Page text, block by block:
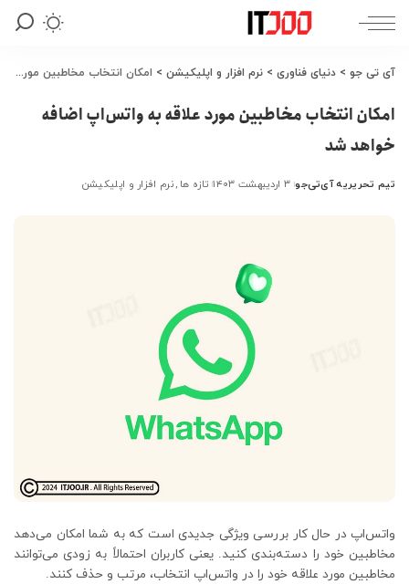
آی تی جو > دنیای فناوری > نرم افزار و اپلیکیشن > امکان انتخاب مخاطبین مورد علاقه به واتس‌اپ اضافه خواهد شد
امکان انتخاب مخاطبین مورد علاقه به واتس‌اپ اضافه
خواهد شد
ارسال
تیم تحریریه آی‌تی‌جو ۳ اردیبهشت ۱۴۰۳ تازه ها نرم افزار و اپلیکیشن
واتس‌اپ در حال کار بررسی ویژگی جدیدی است که به شما امکان می‌دهد
مخاطبین خود را دسته‌بندی کنید. یعنی کاربران احتمالاً به زودی می‌توانند
مخاطبین مورد علاقه خود را در واتس‌اپ انتخاب، مرتب و حذف کنند.